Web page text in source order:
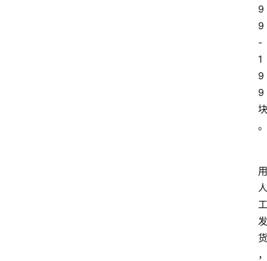
9
9
-
1
9
9
块
。
用
人
工
发
货
，